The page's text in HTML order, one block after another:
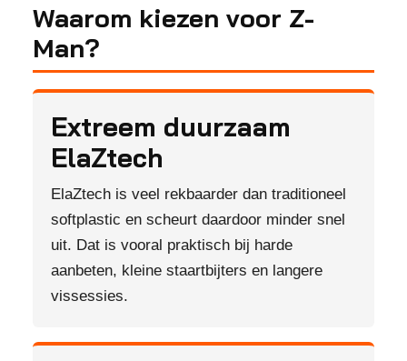
Waarom kiezen voor Z-
Man?
Extreem duurzaam
ElaZtech
ElaZtech is veel rekbaarder dan traditioneel
softplastic en scheurt daardoor minder snel
uit. Dat is vooral praktisch bij harde
aanbeten, kleine staartbijters en langere
vissessies.